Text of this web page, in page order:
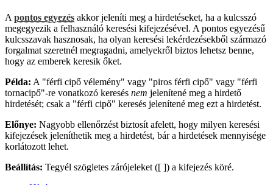
Apontos egyezés akkor jeleníti meg a hirdetéseket, ha a kulcsszó
megegyezik a felhasználó keresési kifejezésével. A pontos egyezésű
kulcsszavak hasznosak, ha olyan keresési lekérdezésekből származó
forgalmat szeretnél megragadni, amelyekről biztos lehetsz benne,
hogy az emberek keresik őket.
Példa: A "férfi cipő vélemény" vagy "piros férfi cipő" vagy "férfi
tornacipő"-re vonatkozó keresés nem jelenítené meg a hirdető
hirdetését; csak a "férfi cipő" keresés jelenítené meg ezt a hirdetést.
Előnye: Nagyobb ellenőrzést biztosít afelett, hogy milyen keresési
kifejezések jeleníthetik meg a hirdetést, bár a hirdetések mennyisége
korlátozott lehet.
Beállítás: Tegyél szögletes zárójeleket ([ ]) a kifejezés köré.